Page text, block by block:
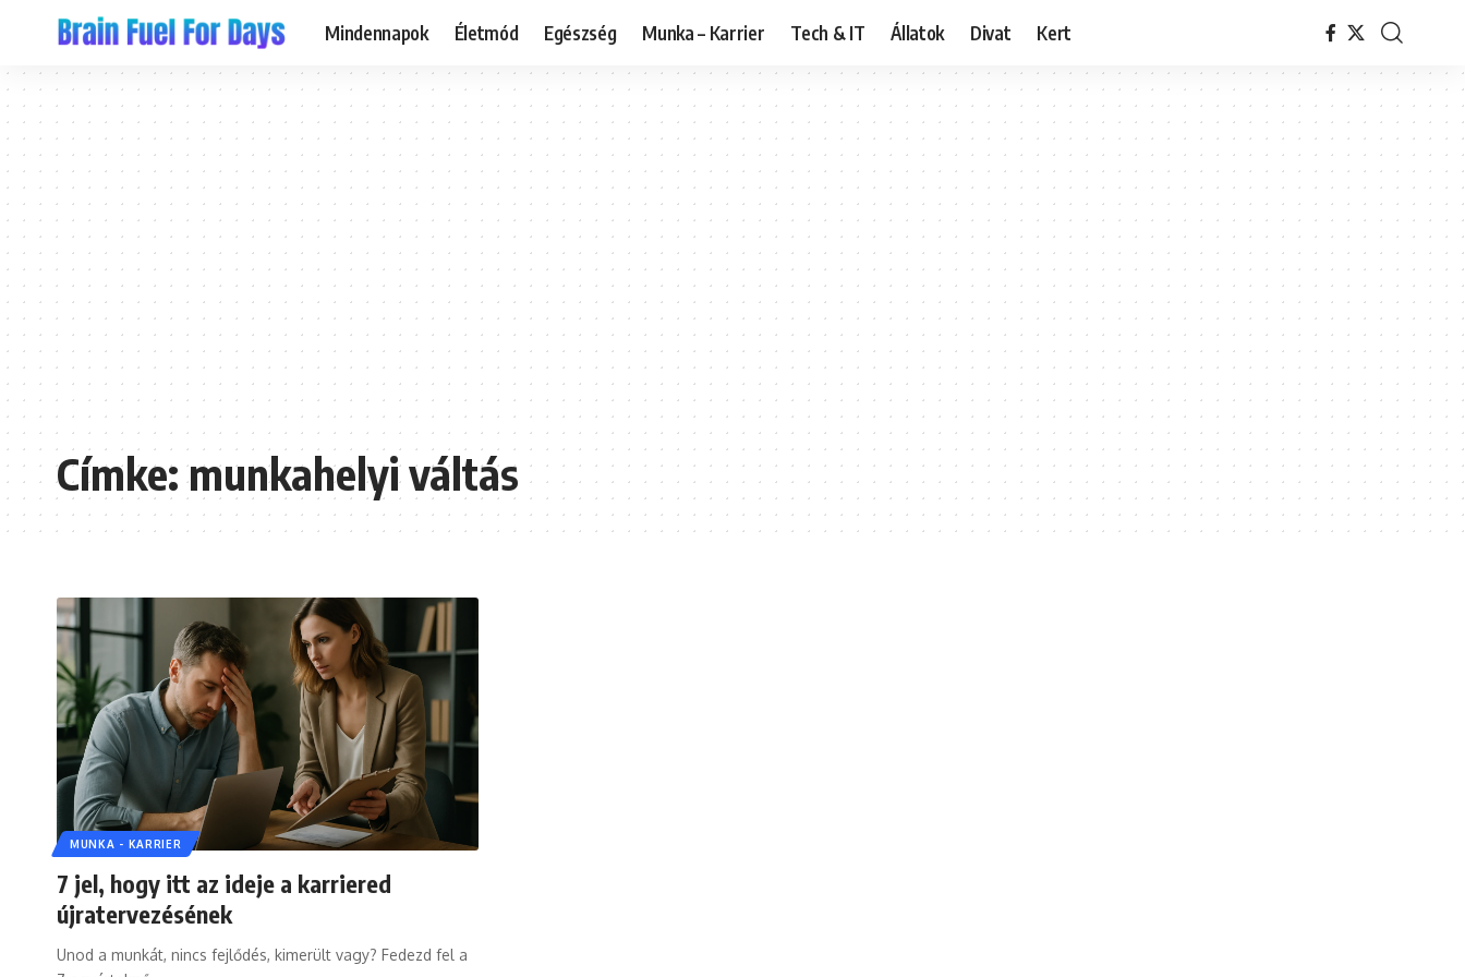
Mindennapok Életmód Egészség Munka – Karrier Tech & IT Állatok Divat Kert
Címke:munkahelyi váltás
MUNKA - KARRIER
7 jel, hogy itt az ideje a karriered
újratervezésének
Unod a munkát, nincs fejlődés, kimerült vagy? Fedezd fel a